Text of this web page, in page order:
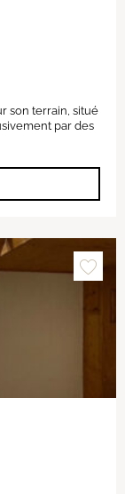
son terrain, situé
par des